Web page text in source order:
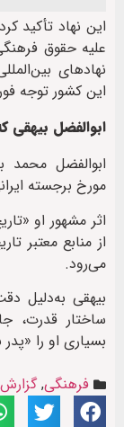
این نهاد تأکید
علیه حقوق
نهادهای
این کشور توجه
ابوالفضل بیهقی
مورخ برجسته
اثر مشهور او
از منابع معتبر
می‌رود.
بیهقی به‌دلیل
ساختار قدرت،
بسیاری او را
فرهنگی,گزارش